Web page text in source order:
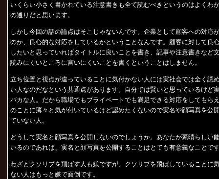
いくらい小さく書かれている注意書きも全て読むべきというのはよくわ
の通りだと思います。
しかし今回の話の論点はそこじゃないんです。企業として顧客への対応
のか、良心的な対応をしているかということなんです。顧客に対して良
したいと思っていればタイトルに良いことを書き、記事や注意書きなど
読みにくいところに言いにくいことを書くということはしません。
立ち位置と視点が違っていることに気付かない人には実社会では全く認
い人なのだなという共通点があります。自分では賢いと思っているけど
バカな人。だから職場でもプライベートでも満足できる対応をしてもら
のことに薄々と気が付いているけど認めたくないので実名や顔写真を公
ていない人。
どうして実名と顔写真を公開しないのでしょうか。あなたが素晴らしい
いるのであれば、実名と顔写真を公開することはとても有意義なことで
わざとクソリプを飛ばす人も嫌ですが、クソリプを飛ばしていることに
ない人はもっと嫌で面倒です。